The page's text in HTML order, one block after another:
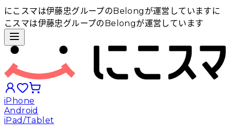
にこスマは伊藤忠グループのBelongが運営しています に
こスマは伊藤忠グループのBelongが運営しています
iPhone
Android
iPad/Tablet